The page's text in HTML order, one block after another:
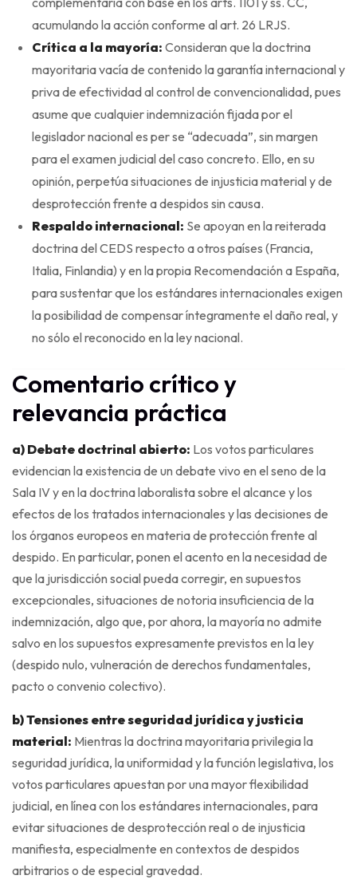
acumulando la acción conforme al art. 26 LRJS.
Crítica a la mayoría: Consideran que la doctrina
mayoritaria vacía de contenido la garantía internacional y
priva de efectividad al control de convencionalidad, pues
asume que cualquier indemnización fijada por el
legislador nacional es per se “adecuada”, sin margen
para el examen judicial del caso concreto. Ello, en su
opinión, perpetúa situaciones de injusticia material y de
desprotección frente a despidos sin causa.
Respaldo internacional: Se apoyan en la reiterada
doctrina del CEDS respecto a otros países (Francia,
Italia, Finlandia) y en la propia Recomendación a España,
para sustentar que los estándares internacionales exigen
la posibilidad de compensar íntegramente el daño real, y
no sólo el reconocido en la ley nacional.
Comentario crítico y
relevancia práctica
a) Debate doctrinal abierto: Los votos particulares
evidencian la existencia de un debate vivo en el seno de la
Sala IV y en la doctrina laboralista sobre el alcance y los
efectos de los tratados internacionales y las decisiones de
los órganos europeos en materia de protección frente al
despido. En particular, ponen el acento en la necesidad de
que la jurisdicción social pueda corregir, en supuestos
excepcionales, situaciones de notoria insuficiencia de la
indemnización, algo que, por ahora, la mayoría no admite
salvo en los supuestos expresamente previstos en la ley
(despido nulo, vulneración de derechos fundamentales,
pacto o convenio colectivo).
b) Tensiones entre seguridad jurídica y justicia
material: Mientras la doctrina mayoritaria privilegia la
seguridad jurídica, la uniformidad y la función legislativa, los
votos particulares apuestan por una mayor flexibilidad
judicial, en línea con los estándares internacionales, para
evitar situaciones de desprotección real o de injusticia
manifiesta, especialmente en contextos de despidos
arbitrarios o de especial gravedad.